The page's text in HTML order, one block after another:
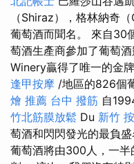
（Shiraz），格林納奇
葡萄酒而聞名。 來自30
萄酒生產商參加了葡萄
Winery贏得了唯一的金牌
逢甲按摩 /地區的826個
燴 推薦 台中 撥筋 自
竹北筋膜放鬆 Du 新竹
萄酒和閃閃發光的最負盛
葡萄酒將由300人，一